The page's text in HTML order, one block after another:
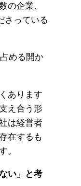
の企業、
さっている
める開か
あります
え合う形
は経営者
在するも
。
い」と考